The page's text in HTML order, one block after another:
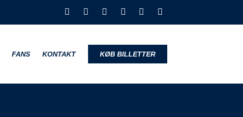
FANS KONTAKT KØB BILLETTER